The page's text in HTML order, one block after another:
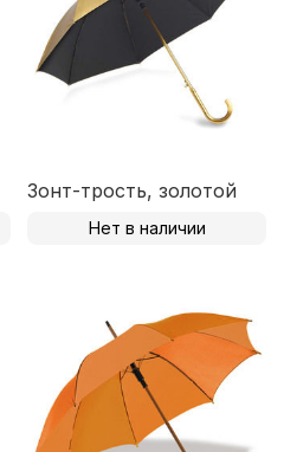
Зонт-трость, золотой
Нет в наличии